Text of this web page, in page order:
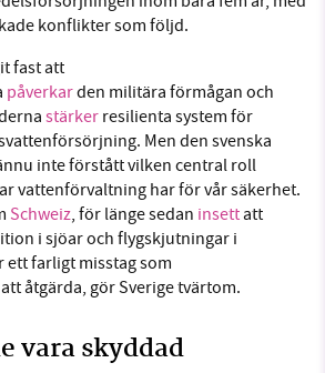
konflikter som följd.
fast att
påverkarden militära förmågan och
stärker resilienta system för
Men den svenska
inte förstått vilken central roll
vattenförvaltning har för vår säkerhet.
Schweiz, för länge sedan insettatt
i sjöar och flygskjutningar i
farligt misstag som
åtgärda, gör Sverige tvärtom.
vara skyddad